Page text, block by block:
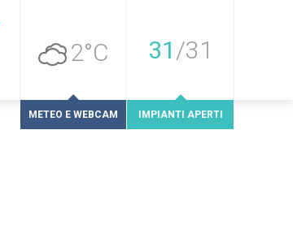
2°C
METEO E WEBCAM
31 /31
IMPIANTI APERTI